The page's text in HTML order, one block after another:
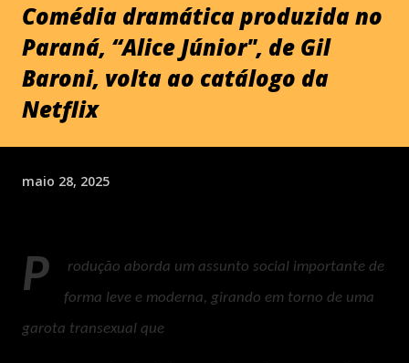
Comédia dramática produzida no
Paraná, “Alice Júnior", de Gil
Baroni, volta ao catálogo da
Netflix
maio 28, 2025
P
rodução aborda um assunto social importante de
forma leve e moderna, girando em torno de uma
garota transexual que